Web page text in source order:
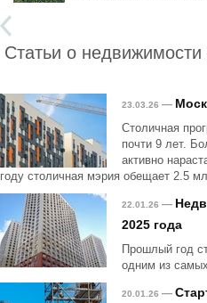
Статьи о
23.03.26 —
Столичная
почти 9 лет.
активно
году столичная мэрия обещает 2.5
22.01.26 —
2025 года
Прошлый год
одним из
20.01.26 —